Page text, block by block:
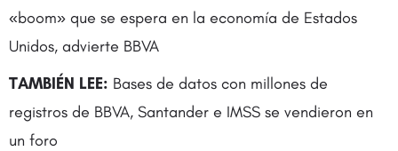
«boom» que se espera en la economía de Estados
Unidos, advierte BBVA
TAMBIÉN LEE: Bases de datos con millones de
registros de BBVA, Santander e IMSS se vendieron en
un foro